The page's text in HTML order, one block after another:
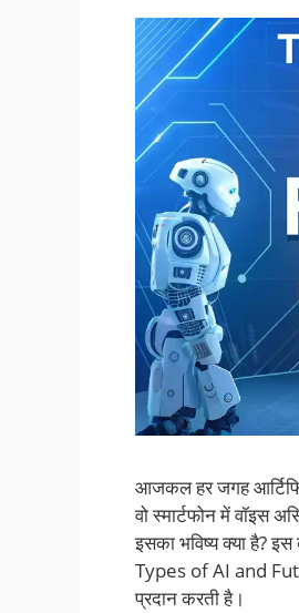
आजकल हर जगह
वो स्मार्टफोन में वॉइस
इसका भविष्य क्या है?
Types of AI and
प्रदान करती है।